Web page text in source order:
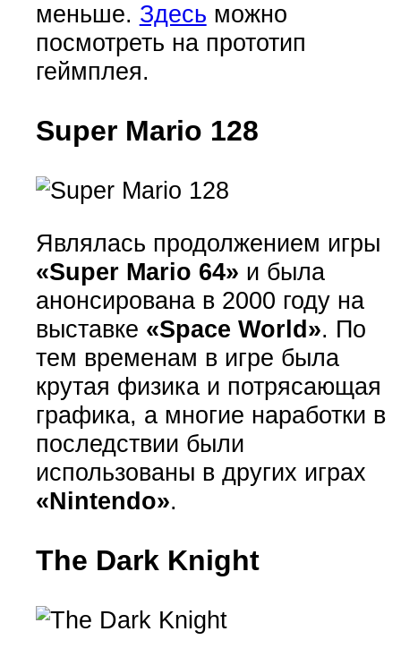
меньше. Здесь можно
посмотреть на прототип
геймплея.
Super Mario 128
Являлась продолжением игры
«Super Mario 64» и была
анонсирована в 2000 году на
выставке «Space World». По
тем временам в игре была
крутая физика и потрясающая
графика, а многие наработки в
последствии были
использованы в других играх
«Nintendo».
The Dark Knight